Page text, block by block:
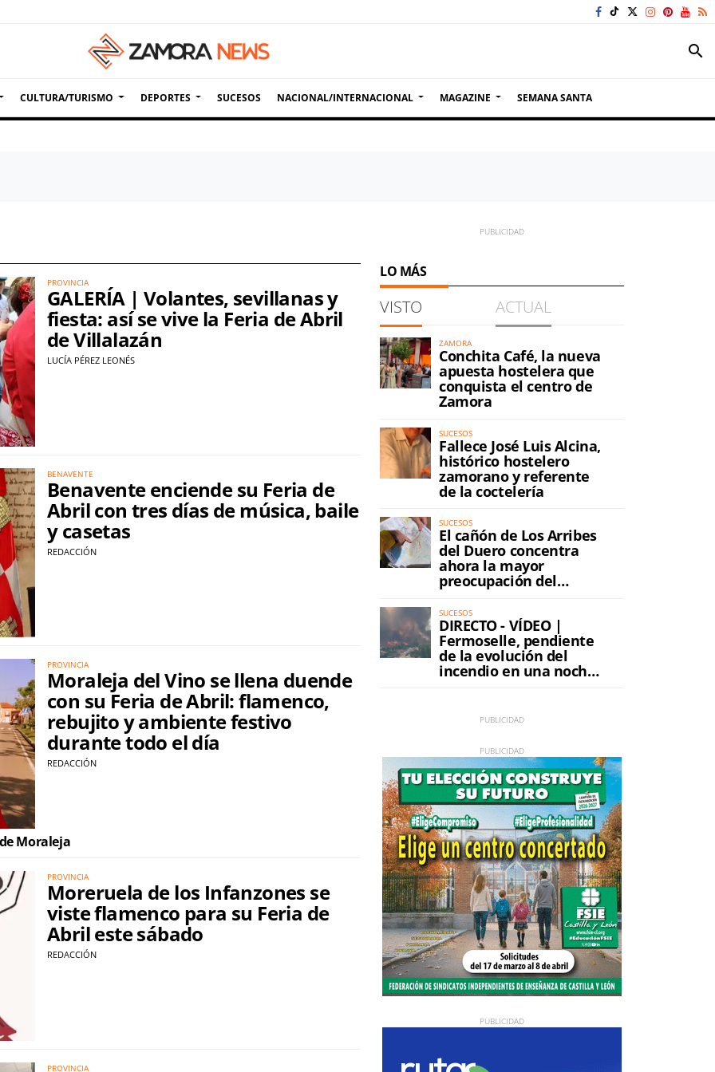
search
CULTURA/TURISMO DEPORTES SUCESOS NACIONAL/INTERNACIONAL MAGAZINE SEMANA SANTA
PROVINCIA
GALERÍA | Volantes, sevillanas y
fiesta: así se vive la Feria de Abril
de Villalazán
LUCÍA PÉREZ LEONÉS
BENAVENTE
Benavente enciende su Feria de
Abril con tres días de música, baile
y casetas
REDACCIÓN
PROVINCIA
Moraleja del Vino se llena duende
con su Feria de Abril: flamenco,
rebujito y ambiente festivo
durante todo el día
REDACCIÓN
Moraleja
PROVINCIA
Moreruela de los Infanzones se
viste flamenco para su Feria de
Abril este sábado
REDACCIÓN
PROVINCIA
LO MÁS
VISTO ACTUAL
ZAMORA
Conchita Café, la nueva
apuesta hostelera que
conquista el centro de
Zamora
SUCESOS
Fallece José Luis Alcina,
histórico hostelero
zamorano y referente
de la coctelería
SUCESOS
El cañón de Los Arribes
del Duero concentra
ahora la mayor
preocupación del
incendio
SUCESOS
DIRECTO - VÍDEO |
Fermoselle, pendiente
de la evolución del
incendio en una noche